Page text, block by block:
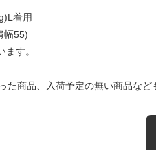
着用
幅55)
す。
た商品、入荷予定の無い商品など